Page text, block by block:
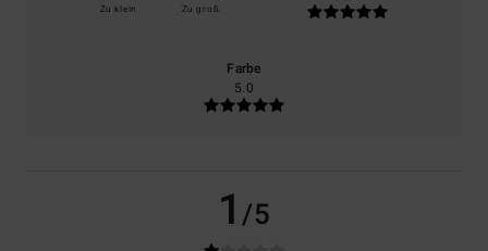
Zu klein Zu groß
Farbe
5.0
1/5